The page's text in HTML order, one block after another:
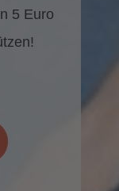
5 Euro